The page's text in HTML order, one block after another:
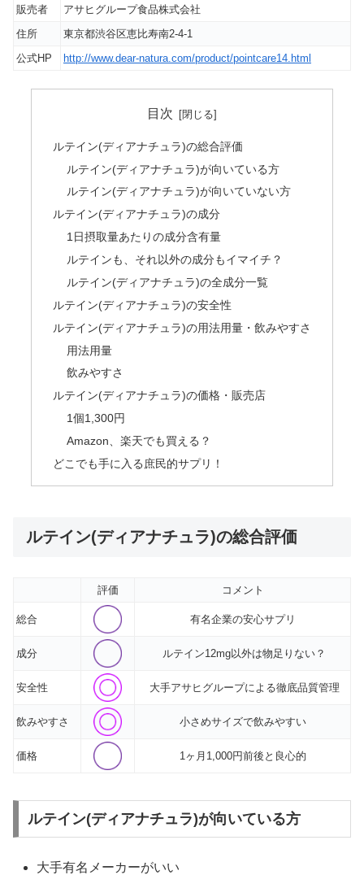
販売者
アサヒグループ食品株式会社
住所
東京都渋谷区恵比寿南2-4-1
公式HP
http://www.dear-natura.com/product/pointcare14.html
目次
ルテイン(ディアナチュラ)の総合評価
ルテイン(ディアナチュラ)が向いている方
ルテイン(ディアナチュラ)が向いていない方
ルテイン(ディアナチュラ)の成分
1日摂取量あたりの成分含有量
ルテインも、それ以外の成分もイマイチ？
ルテイン(ディアナチュラ)の全成分一覧
ルテイン(ディアナチュラ)の安全性
ルテイン(ディアナチュラ)の用法用量・飲みやすさ
用法用量
飲みやすさ
ルテイン(ディアナチュラ)の価格・販売店
1個1,300円
Amazon、楽天でも買える？
どこでも手に入る庶民的サプリ！
ルテイン(ディアナチュラ)の総合評価
評価 コメント
総合 有名企業の安心サプリ
成分 ルテイン12mg以外は物足りない？
安全性 大手アサヒグループによる徹底品質管理
飲みやすさ 小さめサイズで飲みやすい
価格 1ヶ月1,000円前後と良心的
ルテイン(ディアナチュラ)が向いている方
大手有名メーカーがいい